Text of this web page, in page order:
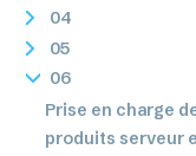
04
05
06
Prise en charge
produits serveur